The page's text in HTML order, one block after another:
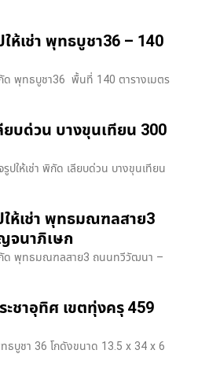
ให้เช่า พุทธบูชา36 – 140
กัด พุทธบูชา36 พื้นที่ 140 ตารางเมตร
ยบด่วน บางขุนเทียน 300
รูปให้เช่า พิกัด เลียบด่วน​ บางขุนเทียน​
ให้เช่า พุทธมณฑลสาย3
จนาภิเษก
พิกัด พุทธมณฑลสาย3 ถนนทวีวัฒนา –
ะชาอุทิศ เขตทุ่งครุ 459
ทธบูชา 36 โกดังขนาด 13.5 x 34 x 6